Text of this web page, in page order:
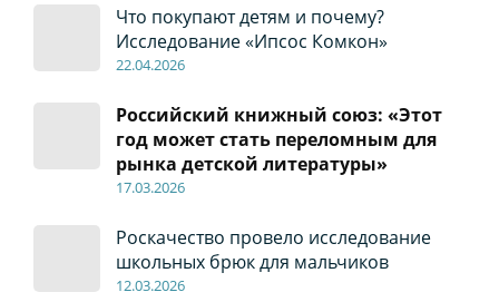
Что покупают детям и почему?
Исследование «Ипсос Комкон»
22.04.2026
Российский книжный союз: «Этот
год может стать переломным для
рынка детской литературы»
17.03.2026
Роскачество провело исследование
школьных брюк для мальчиков
12.03.2026